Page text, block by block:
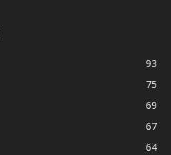
93
75
69
67
64